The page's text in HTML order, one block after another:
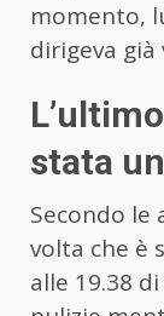
momento,
dirigeva
stata
Secondo le
volta che è
alle 19.38